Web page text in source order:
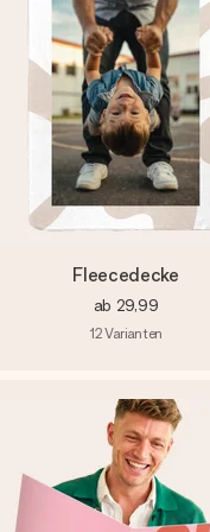
Fleecedecke
ab 29,99
12Varianten